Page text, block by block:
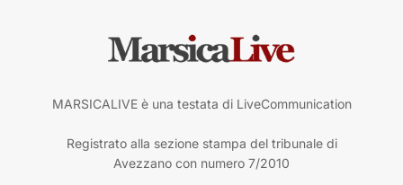
MARSICALIVE è una testata di LiveCommunication
Registrato alla sezione stampa del tribunale di
Avezzano con numero 7/2010